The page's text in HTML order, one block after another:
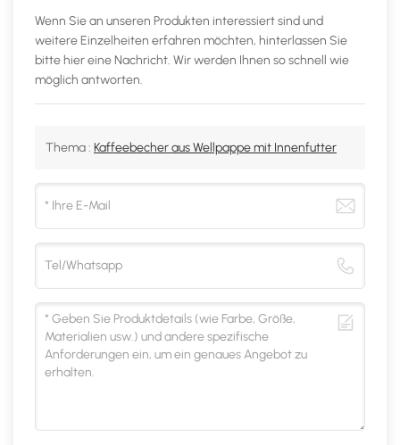
Wenn Sie an unseren Produkten interessiert sind und
weitere Einzelheiten erfahren möchten, hinterlassen Sie
bitte hier eine Nachricht. Wir werden Ihnen so schnell wie
möglich antworten.
Thema : Kaffeebecher aus Wellpappe mit Innenfutter